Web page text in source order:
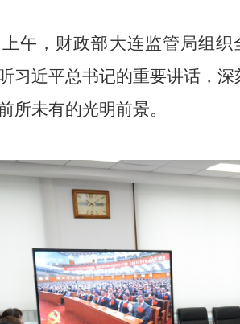
午，财政部大连监管局组织
习近平总书记的重要讲话 ，
所未有的光明前景。